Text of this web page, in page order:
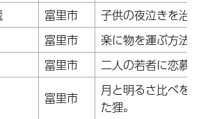
富里市
子供の夜泣きを治
富里市
楽に物を運ぶ方法
富里市
二人の若者に恋慕
富里市
月と明るさ比べを
た狸。